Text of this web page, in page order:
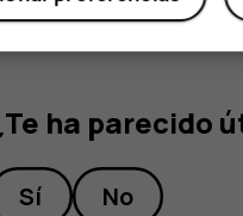
ha parecido
Sí No